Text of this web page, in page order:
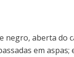
negro, aberta do
em aspas;